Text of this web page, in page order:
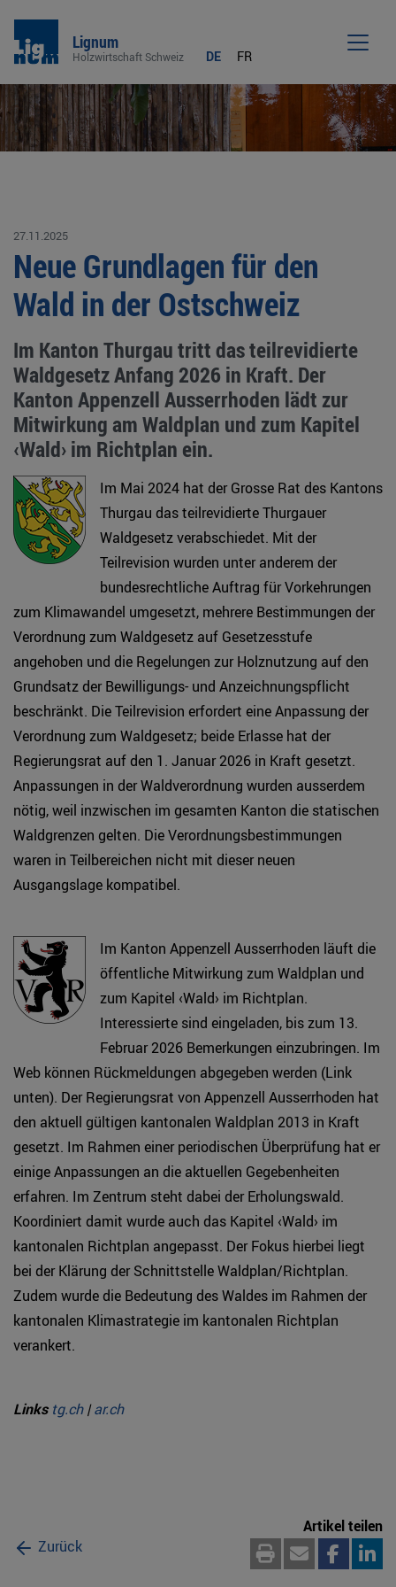
Lignum
Holzwirtschaft Schweiz DE FR
27.11.2025
Neue Grundlagen für den
Wald in der Ostschweiz
Im Kanton Thurgau tritt das teilrevidierte
Waldgesetz Anfang 2026 in Kraft. Der
Kanton Appenzell Ausserrhoden lädt zur
Mitwirkung am Waldplan und zum Kapitel
‹Wald› im Richtplan ein.
Im Mai 2024 hat der Grosse Rat des Kantons
Thurgau das teilrevidierte Thurgauer
Waldgesetz verabschiedet. Mit der
Teilrevision wurden unter anderem der
bundesrechtliche Auftrag für Vorkehrungen
zum Klimawandel umgesetzt, mehrere Bestimmungen der
Verordnung zum Waldgesetz auf Gesetzesstufe
angehoben und die Regelungen zur Holznutzung auf den
Grundsatz der Bewilligungs- und Anzeichnungspflicht
beschränkt. Die Teilrevision erfordert eine Anpassung der
Verordnung zum Waldgesetz; beide Erlasse hat der
Regierungsrat auf den 1. Januar 2026 in Kraft gesetzt.
Anpassungen in der Waldverordnung wurden ausserdem
nötig, weil inzwischen im gesamten Kanton die statischen
Waldgrenzen gelten. Die Verordnungsbestimmungen
waren in Teilbereichen nicht mit dieser neuen
Ausgangslage kompatibel.
Im Kanton Appenzell Ausserrhoden läuft die
öffentliche Mitwirkung zum Waldplan und
zum Kapitel ‹Wald› im Richtplan.
Interessierte sind eingeladen, bis zum 13.
Februar 2026 Bemerkungen einzubringen. Im
Web können Rückmeldungen abgegeben werden (Link
unten). Der Regierungsrat von Appenzell Ausserrhoden hat
den aktuell gültigen kantonalen Waldplan 2013 in Kraft
gesetzt. Im Rahmen einer periodischen Überprüfung hat er
einige Anpassungen an die aktuellen Gegebenheiten
erfahren. Im Zentrum steht dabei der Erholungswald.
Koordiniert damit wurde auch das Kapitel ‹Wald› im
kantonalen Richtplan angepasst. Der Fokus hierbei liegt
bei der Klärung der Schnittstelle Waldplan/Richtplan.
Zudem wurde die Bedeutung des Waldes im Rahmen der
kantonalen Klimastrategie im kantonalen Richtplan
verankert.
Links tg.ch|ar.ch
Zurück
Artikel teilen